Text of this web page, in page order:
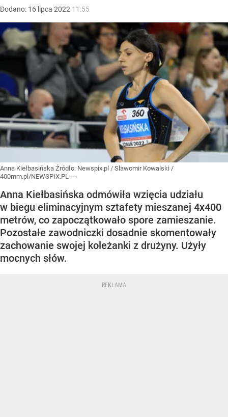
Dodano: 16 lipca 2022 11:55
Anna Kiełbasińska Źródło: Newspix.pl / Slawomir Kowalski /
400mm.pl/NEWSPIX.PL ---
Anna Kiełbasińska odmówiła wzięcia udziału
w biegu eliminacyjnym sztafety mieszanej 4x400
metrów, co zapoczątkowało spore zamieszanie.
Pozostałe zawodniczki dosadnie skomentowały
zachowanie swojej koleżanki z drużyny. Użyły
mocnych słów.